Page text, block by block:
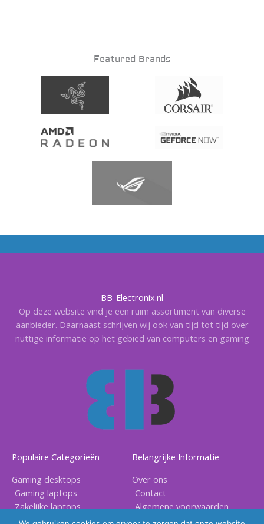
Featured Brands
BB-Electronix.nl
Op deze website vind je een ruim assortiment van diverse
aanbieder. Daarnaast schrijven wij ook van tijd tot tijd over
nuttige informatie op het gebied van computers en gaming
Populaire Categorieën
Gaming desktops
Gaming laptops
Zakelijke laptops
Gaming accessoires
Belangrijke Informatie
Over ons
Contact
Algemene voorwaarden
Privacy voorwaarden